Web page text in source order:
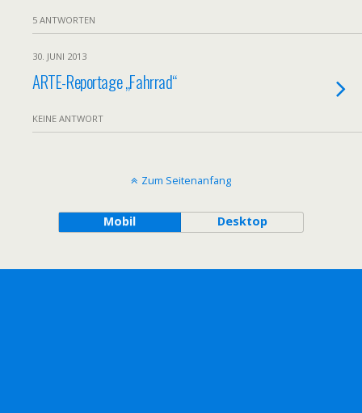
5 ANTWORTEN
30. JUNI 2013
ARTE-Reportage „Fahrrad“
KEINE ANTWORT
Zum Seitenanfang
Mobil Desktop